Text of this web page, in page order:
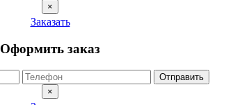
×
Заказать
Оформить заказ
Отправить
×